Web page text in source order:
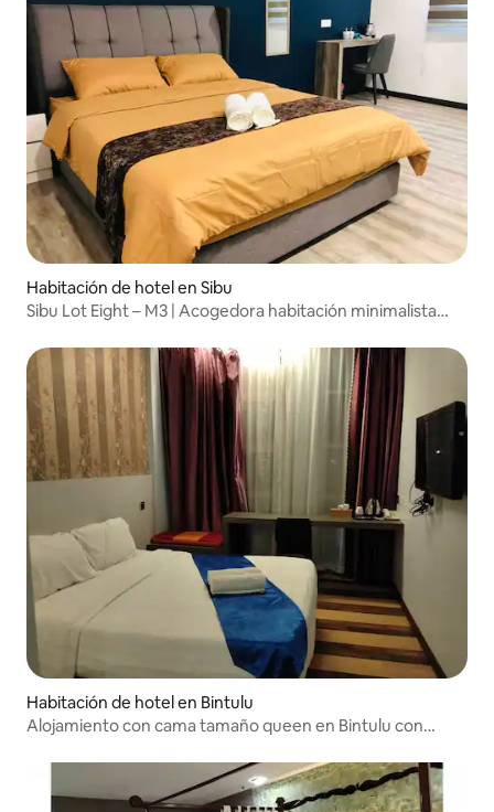
Habitación de hotel en Sibu
Sibu Lot Eight – M3 | Acogedora habitación minimalista
Habitación de hotel en Bintulu
Alojamiento con cama tamaño queen en Bintulu con